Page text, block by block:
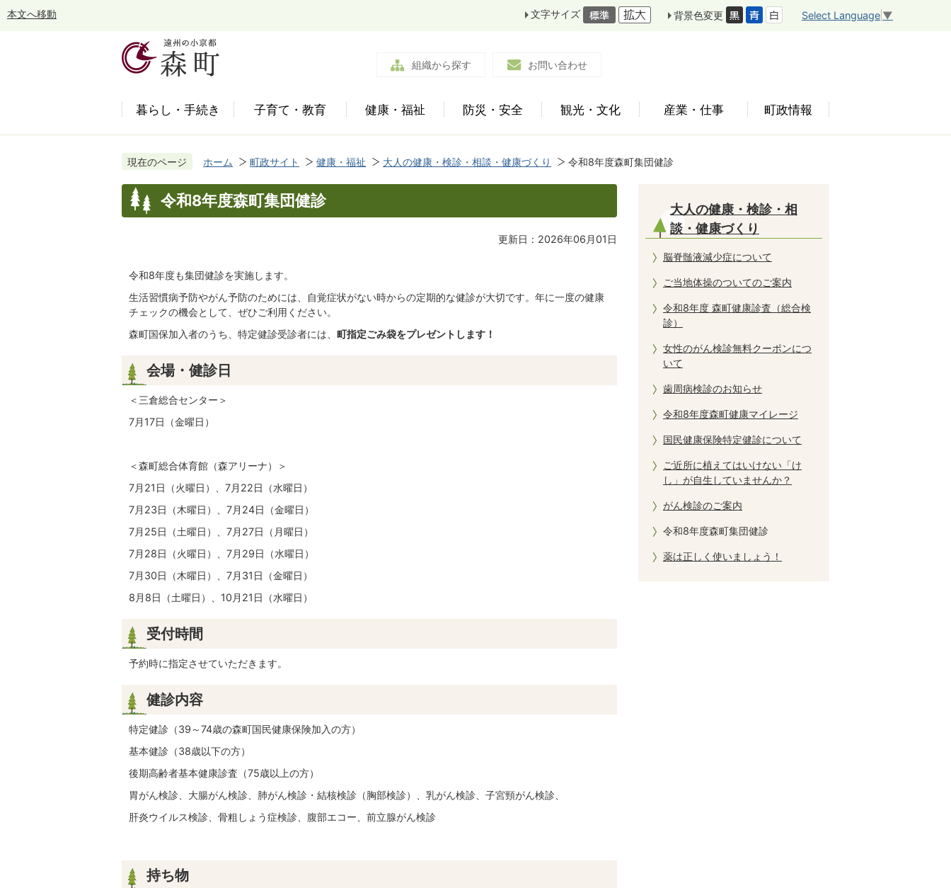
本文へ移動 文字サイズ 背景色変更 Select Language ▼
組織から探す お問い合わせ
暮らし・手続き 子育て・教育 健康・福祉 防災・安全 観光・文化 産業・仕事 町政情報
現在のページ ホーム 町政サイト 健康・福祉 大人の健康・検診・相談・健康づくり 令和8年度森町集団健診
令和8年度森町集団健診
更新日：2026年06月01日
令和8年度も集団健診を実施します。
生活習慣病予防やがん予防のためには、自覚症状がない時からの定期的な健診が大切です。年に一度の健康
チェックの機会として、ぜひご利用ください。
森町国保加入者のうち、特定健診受診者には、 町指定ごみ袋をプレゼントします！
会場・健診日
＜三倉総合センター＞
7月17日（金曜日）
＜森町総合体育館（森アリーナ）＞
7月21日（火曜日）、7月22日（水曜日）
7月23日（木曜日）、7月24日（金曜日）
7月25日（土曜日）、7月27日（月曜日）
7月28日（火曜日）、7月29日（水曜日）
7月30日（木曜日）、7月31日（金曜日）
8月8日（土曜日）、10月21日（水曜日）
受付時間
予約時に指定させていただきます。
健診内容
特定健診（39～74歳の森町国民健康保険加入の方）
基本健診（38歳以下の方）
後期高齢者基本健康診査（75歳以上の方）
胃がん検診、大腸がん検診、肺がん検診・結核検診（胸部検診）、乳がん検診、子宮頸がん検診、
肝炎ウイルス検診、骨粗しょう症検診、腹部エコー、前立腺がん検診
持ち物
大人の健康・検診・相
談・健康づくり
脳脊髄液減少症について
ご当地体操のついてのご案内
令和8年度 森町健康診査（総合検
診）
女性のがん検診無料クーポンにつ
いて
歯周病検診のお知らせ
令和8年度森町健康マイレージ
国民健康保険特定健診について
ご近所に植えてはいけない「け
し」が自生していませんか？
がん検診のご案内
令和8年度森町集団健診
薬は正しく使いましょう！